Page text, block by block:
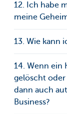
12. Ich habe
meine
13. Wie kann
14. Wenn ein
gelöscht
dann auch
Business?